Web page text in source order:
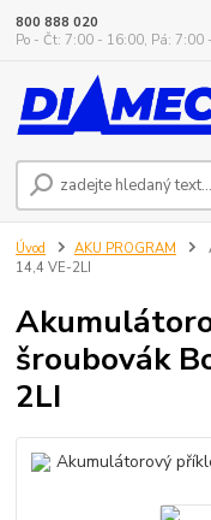
800 888 020
Po - Čt: 7:00 - 16:00, Pá: 7:00
Úvod AKU PROGRAM
14,4 VE-2LI
šroubovák
2LI